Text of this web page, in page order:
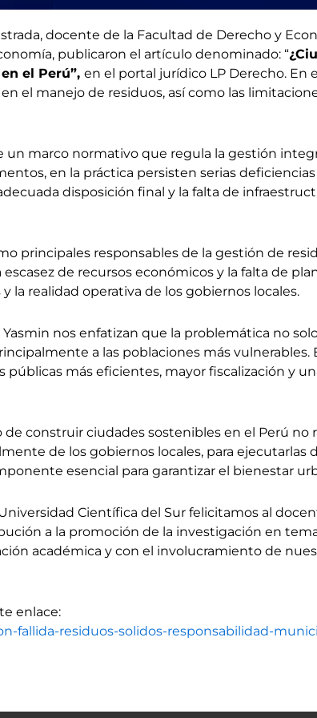
docente de la Facultad de Derecho y
publicaron el artículo denominado: “
el Perú”, en el portal jurídico LP Derecho. En
el manejo de residuos, así como las
marco normativo que regula la gestión
en la práctica persisten serias
disposición final y la falta de
principales responsables de la gestión de
de recursos económicos y la falta de
la realidad operativa de los gobiernos locales.
nos enfatizan que la problemática no
a las poblaciones más vulnerables.
más eficientes, mayor fiscalización y
de construir ciudades sostenibles en el Perú
de los gobiernos locales, para ejecutarlas
esencial para garantizar el bienestar
Científica del Sur felicitamos al
a la promoción de la investigación en
académica y con el involucramiento de
enlace:
fallida-residuos-solidos-responsabilidad-